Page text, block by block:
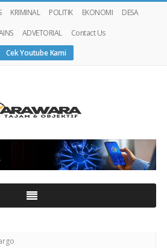
KRIMINAL POLITIK EKONOMI
DESA
ADVETORIAL
Contact Us
Cek Youtube Kami